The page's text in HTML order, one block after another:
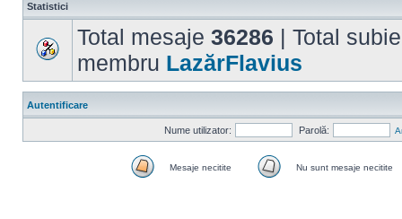
Statistici
Total mesaje 36286 | Total
membru LazărFlavius
Autentificare
Nume utilizator: Parolă:
Mesaje necitite
Nu sunt mesaje necitite